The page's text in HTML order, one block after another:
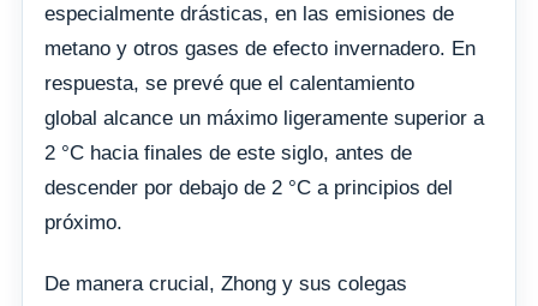
especialmente drásticas, en las emisiones de
metano y otros gases de efecto invernadero. En
respuesta, se prevé que el calentamiento
global alcance un máximo ligeramente superior a
2 °C hacia finales de este siglo, antes de
descender por debajo de 2 °C a principios del
próximo.
De manera crucial, Zhong y sus colegas